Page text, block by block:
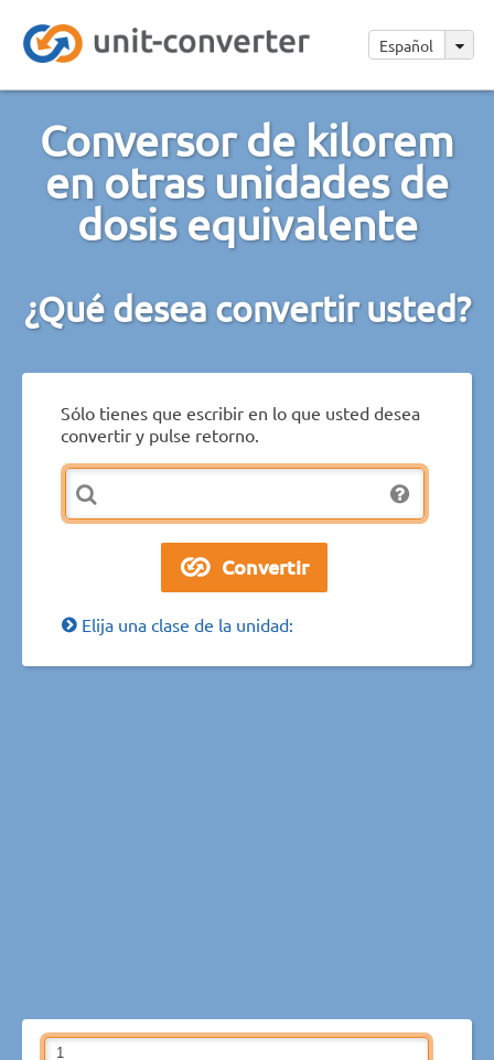
Español
Conversor de kilorem
en otras unidades de
dosis equivalente
¿Qué desea convertir usted?
Sólo tienes que escribir en lo que usted desea
convertir y pulse retorno.
Elija una clase de la unidad: